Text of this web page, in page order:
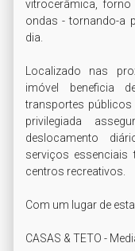
vitrocerâmica, forno
ondas - tornando-a
dia.
Localizado nas
imóvel beneficia
transportes
privilegiada
deslocamento
serviços
centros recreativos.
Com um lugar de
CASAS & TETO -